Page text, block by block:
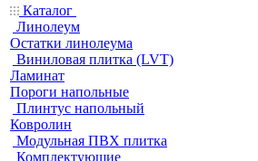
Каталог
Линолеум
Остатки линолеума
Виниловая плитка (LVT)
Ламинат
Пороги напольные
Плинтус напольный
Ковролин
Модульная ПВХ плитка
Комплектующие